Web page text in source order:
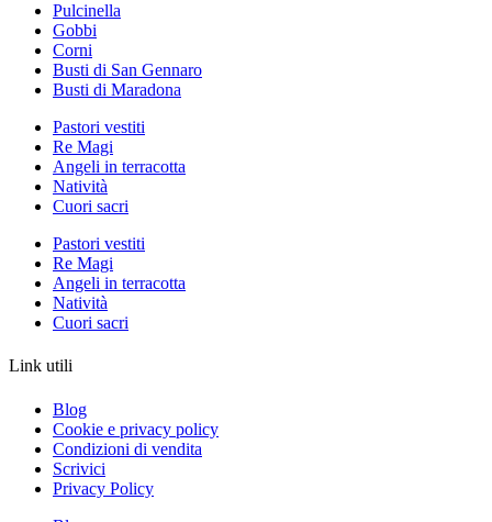
Pulcinella
Gobbi
Corni
Busti di San Gennaro
Busti di Maradona
Pastori vestiti
Re Magi
Angeli in terracotta
Natività
Cuori sacri
Pastori vestiti
Re Magi
Angeli in terracotta
Natività
Cuori sacri
Link utili
Blog
Cookie e privacy policy
Condizioni di vendita
Scrivici
Privacy Policy